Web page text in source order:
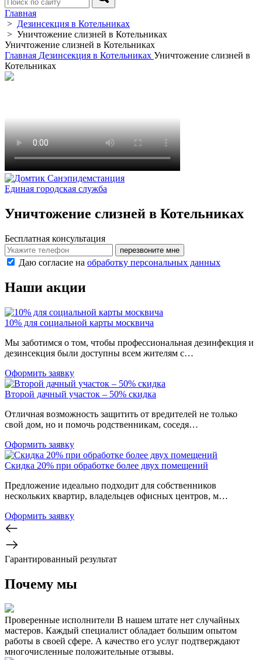
Главная
> Дезинсекция в Котельниках
> Уничтожение слизней в Котельниках
Уничтожение слизней в Котельниках
Главная Дезинсекция в Котельниках Уничтожение слизней в
Котельниках
Санэпидемстанция
Единая городская служба
Уничтожение слизней в Котельниках
Бесплатная консультация
перезвоните мне
Даю согласие на обработку персональных данных
Наши акции
10% для социальной карты москвича
Мы заботимся о том, чтобы профессиональная дезинфекция и
дезинсекция были доступны всем жителям с…
Оформить заявку
Второй дачный участок – 50% скидка
Отличная возможность защитить от вредителей не только
свой дом, но и помочь родственникам, соседя…
Оформить заявку
Скидка 20% при обработке более двух помещений
Предложение идеально подходит для собственников
нескольких квартир, владельцев офисных центров, м…
Оформить заявку
Гарантированный результат
Почему мы
Проверенные исполнители В нашем штате нет случайных
мастеров. Каждый специалист обладает большим опытом
работы в своей сфере. А качество его услуг подтверждают
многочисленные положительные отзывы.